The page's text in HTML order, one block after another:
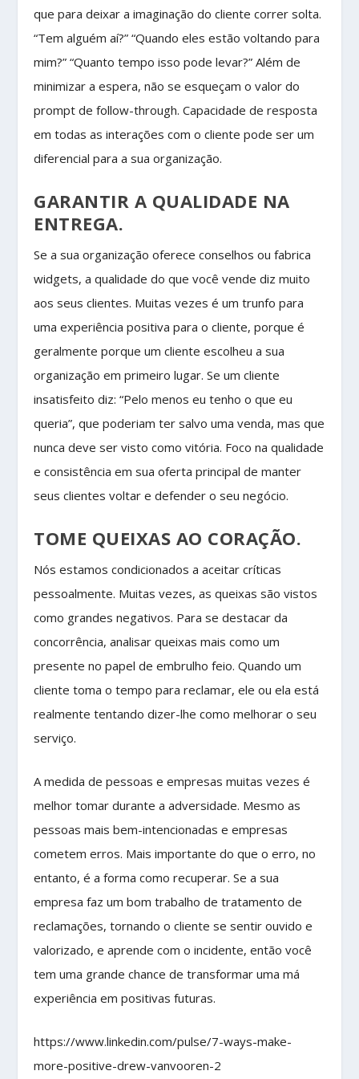
que para deixar a imaginação do cliente correr solta.
“Tem alguém aí?” “Quando eles estão voltando para
mim?” “Quanto tempo isso pode levar?” Além de
minimizar a espera, não se esqueçam o valor do
prompt de follow-through. Capacidade de resposta
em todas as interações com o cliente pode ser um
diferencial para a sua organização.
GARANTIR A QUALIDADE NA
ENTREGA.
Se a sua organização oferece conselhos ou fabrica
widgets, a qualidade do que você vende diz muito
aos seus clientes. Muitas vezes é um trunfo para
uma experiência positiva para o cliente, porque é
geralmente porque um cliente escolheu a sua
organização em primeiro lugar. Se um cliente
insatisfeito diz: “Pelo menos eu tenho o que eu
queria”, que poderiam ter salvo uma venda, mas que
nunca deve ser visto como vitória. Foco na qualidade
e consistência em sua oferta principal de manter
seus clientes voltar e defender o seu negócio.
TOME QUEIXAS AO CORAÇÃO.
Nós estamos condicionados a aceitar críticas
pessoalmente. Muitas vezes, as queixas são vistos
como grandes negativos. Para se destacar da
concorrência, analisar queixas mais como um
presente no papel de embrulho feio. Quando um
cliente toma o tempo para reclamar, ele ou ela está
realmente tentando dizer-lhe como melhorar o seu
serviço.
A medida de pessoas e empresas muitas vezes é
melhor tomar durante a adversidade. Mesmo as
pessoas mais bem-intencionadas e empresas
cometem erros. Mais importante do que o erro, no
entanto, é a forma como recuperar. Se a sua
empresa faz um bom trabalho de tratamento de
reclamações, tornando o cliente se sentir ouvido e
valorizado, e aprende com o incidente, então você
tem uma grande chance de transformar uma má
experiência em positivas futuras.
https://www.linkedin.com/pulse/7-ways-make-
more-positive-drew-vanvooren-2